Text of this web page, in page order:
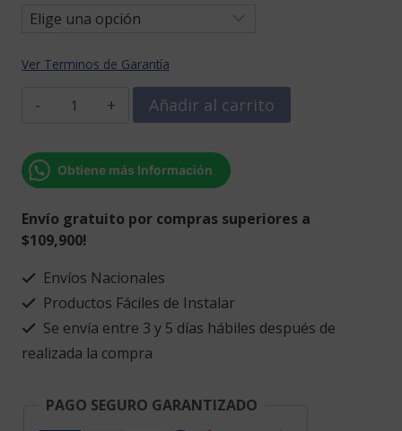
Ver Terminos de Garantía
Recordatorio
flor
margarita
vela
mini
de
la
mujer,
de
Añadir al carrito
Obtiene más Información
Envío gratuito por compras superiores a
$109,900!
Envíos Nacionales
Productos Fáciles de Instalar
Se envía entre 3 y 5 días hábiles después de
realizada la compra
PAGO SEGURO GARANTIZADO